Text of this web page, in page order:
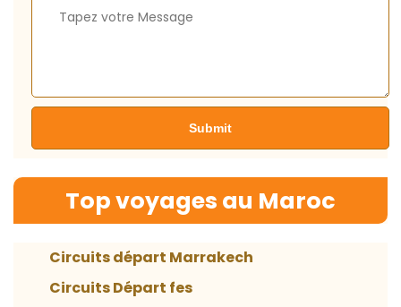
Top voyages au Maroc
Circuits départ Marrakech
Circuits Départ fes